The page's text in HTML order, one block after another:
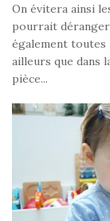
On évitera ainsi
pourrait déranger
également toutes
ailleurs que dans
pièce...